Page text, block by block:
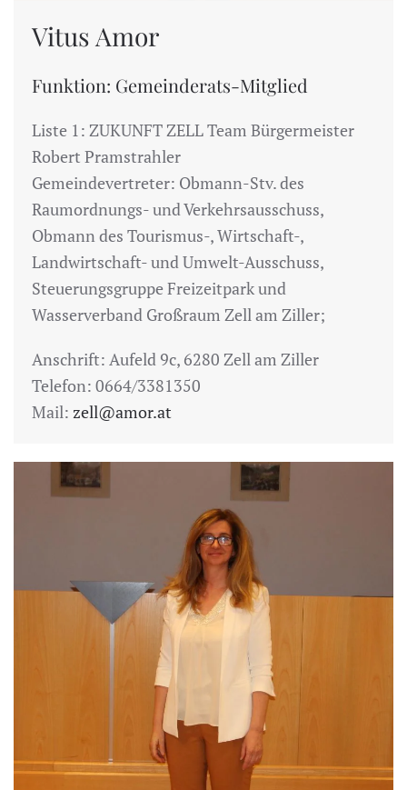
Vitus Amor
Funktion: Gemeinderats-Mitglied
Liste 1: ZUKUNFT ZELL Team Bürgermeister
Robert Pramstrahler
Gemeindevertreter: Obmann-Stv. des
Raumordnungs- und Verkehrsausschuss,
Obmann des Tourismus-, Wirtschaft-,
Landwirtschaft- und Umwelt-Ausschuss,
Steuerungsgruppe Freizeitpark und
Wasserverband Großraum Zell am Ziller;
Anschrift: Aufeld 9c, 6280 Zell am Ziller
Telefon: 0664/3381350
Mail: zell@amor.at